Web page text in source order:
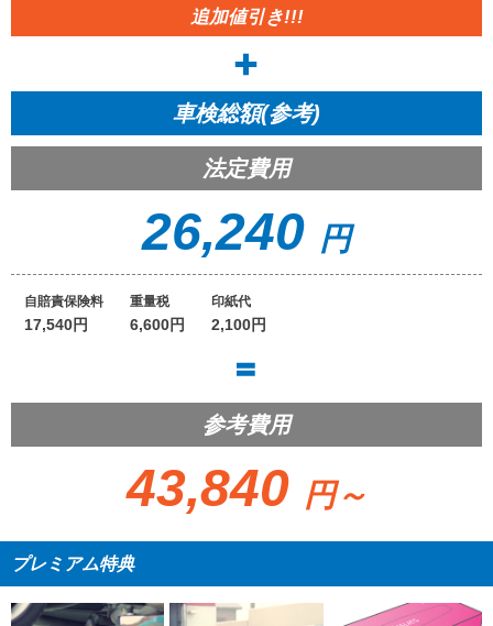
追加値引き!!!
車検総額(参考)
法定費用
26,240 円
自賠責保険料
17,540円
重量税
6,600円
印紙代
2,100円
参考費用
43,840 円～
プレミアム特典